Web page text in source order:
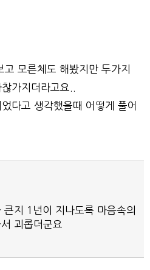
모른체도 해봤지만 두가지
가지더라고요..
다고 생각했을때 어떻게 풀어
큰지 1년이 지나도록 마음속의
괴롭더군요